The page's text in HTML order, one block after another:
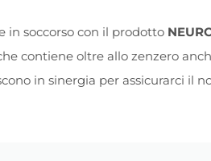
in soccorso con il prodotto
contiene oltre allo zenzero
in sinergia per assicurarci il